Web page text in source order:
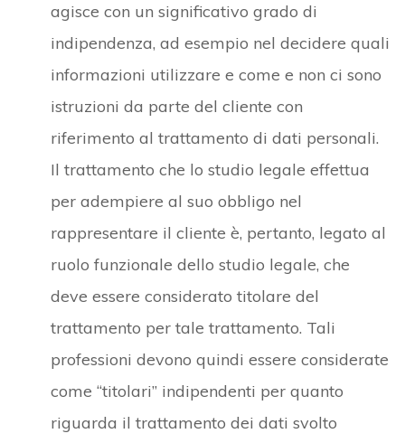
agisce con un significativo grado di
indipendenza, ad esempio nel decidere quali
informazioni utilizzare e come e non ci sono
istruzioni da parte del cliente con
riferimento al trattamento di dati personali.
Il trattamento che lo studio legale effettua
per adempiere al suo obbligo nel
rappresentare il cliente è, pertanto, legato al
ruolo funzionale dello studio legale, che
deve essere considerato titolare del
trattamento per tale trattamento. Tali
professioni devono quindi essere considerate
come “titolari” indipendenti per quanto
riguarda il trattamento dei dati svolto